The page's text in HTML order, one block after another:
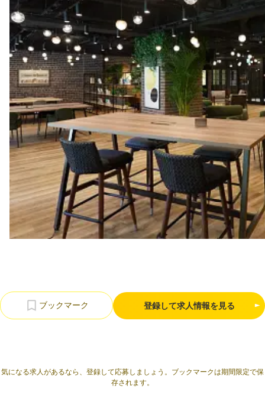
大学発スタートアップ
導入事例
お問い合わせ
法人向け資料ダウンロード
/採用検討企業様へ
利用規約 プライバシーポリシー 採用情報会社概要採用検討企業様へ
パートナーの方へ
登録して求人情報を見る
気になる求人があるなら、登録して応募しましょう。ブックマークは期間限定で保
存されます。